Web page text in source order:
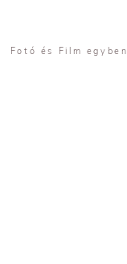
Fotó és Film egyben